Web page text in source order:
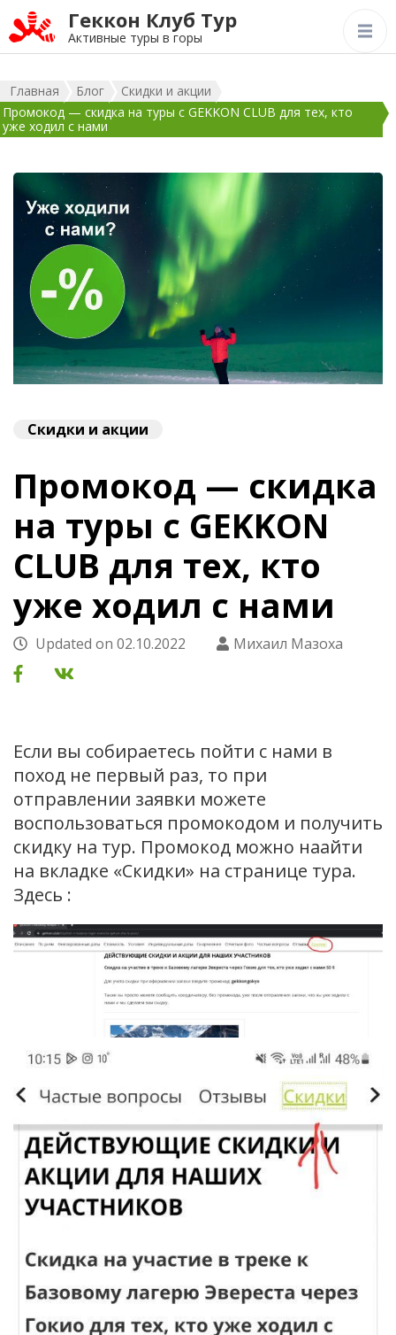
Геккон Клуб Тур
Активные туры в горы
Главная Блог
Скидки и акции
Промокод — скидка на туры с GEKKON CLUB для тех, кто
уже ходил с нами
Скидки и акции
Промокод — скидка
на туры с GEKKON
CLUB для тех, кто
уже ходил с нами
Updated on 02.10.2022 Михаил Мазоха
Если вы собираетесь пойти с нами в
поход не первый раз, то при
отправлении заявки можете
воспользоваться промокодом и получить
скидку на тур. Промокод можно наайти
на вкладке «Скидки» на странице тура.
Здесь :